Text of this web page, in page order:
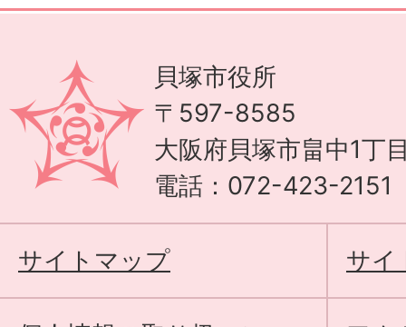
貝塚市役所
〒597-8585
大阪府貝塚市畠中1丁
電話：072-423-2151
サイトマップ サイ